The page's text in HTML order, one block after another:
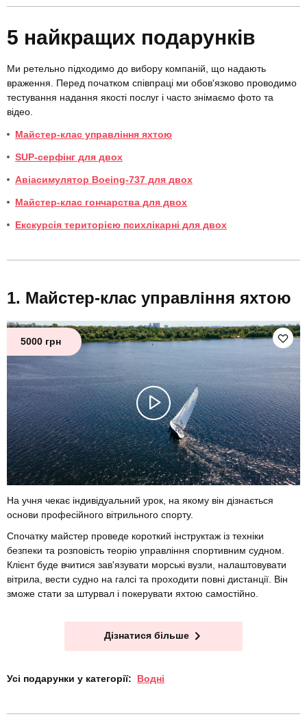
5 найкращих подарунків
Ми ретельно підходимо до вибору компаній, що надають
враження. Перед початком співпраці ми обов'язково проводимо
тестування надання якості послуг і часто знімаємо фото та
відео.
Майстер-клас управління яхтою
SUP-серфінг для двох
Авіасимулятор Boeing-737 для двох
Майстер-клас гончарства для двох
Екскурсія територією психлікарні для двох
Майстер-клас управління яхтою
5000 грн
На учня чекає індивідуальний урок, на якому він дізнається
основи професійного вітрильного спорту.
Спочатку майстер проведе короткий інструктаж із техніки
безпеки та розповість теорію управління спортивним судном.
Клієнт буде вчитися зав'язувати морські вузли, налаштовувати
вітрила, вести судно на галсі та проходити повні дистанції. Він
зможе стати за штурвал і покерувати яхтою самостійно.
Дізнатися більше
Усі подарунки у категорії: Водні